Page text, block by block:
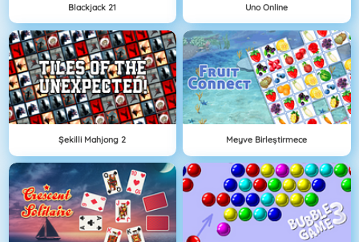
Blackjack 21 Uno Online
Şekilli Mahjong 2 Meyve Birleştirmece